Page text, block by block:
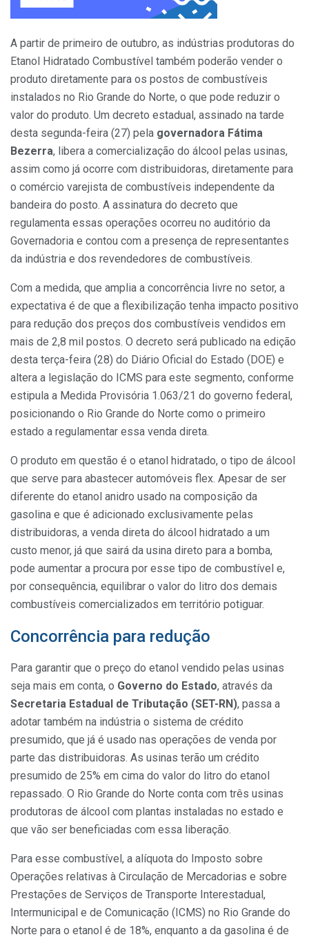
A partir de primeiro de outubro, as indústrias produtoras do
Etanol Hidratado Combustível também poderão vender o
produto diretamente para os postos de combustíveis
instalados no Rio Grande do Norte, o que pode reduzir o
valor do produto. Um decreto estadual, assinado na tarde
desta segunda-feira (27) pela governadora Fátima
Bezerra, libera a comercialização do álcool pelas usinas,
assim como já ocorre com distribuidoras, diretamente para
o comércio varejista de combustíveis independente da
bandeira do posto. A assinatura do decreto que
regulamenta essas operações ocorreu no auditório da
Governadoria e contou com a presença de representantes
da indústria e dos revendedores de combustíveis.
Com a medida, que amplia a concorrência livre no setor, a
expectativa é de que a flexibilização tenha impacto positivo
para redução dos preços dos combustíveis vendidos em
mais de 2,8 mil postos. O decreto será publicado na edição
desta terça-feira (28) do Diário Oficial do Estado (DOE) e
altera a legislação do ICMS para este segmento, conforme
estipula a Medida Provisória 1.063/21 do governo federal,
posicionando o Rio Grande do Norte como o primeiro
estado a regulamentar essa venda direta.
O produto em questão é o etanol hidratado, o tipo de álcool
que serve para abastecer automóveis flex. Apesar de ser
diferente do etanol anidro usado na composição da
gasolina e que é adicionado exclusivamente pelas
distribuidoras, a venda direta do álcool hidratado a um
custo menor, já que sairá da usina direto para a bomba,
pode aumentar a procura por esse tipo de combustível e,
por consequência, equilibrar o valor do litro dos demais
combustíveis comercializados em território potiguar.
Concorrência para redução
Para garantir que o preço do etanol vendido pelas usinas
seja mais em conta, o Governo do Estado, através da
Secretaria Estadual de Tributação (SET-RN), passa a
adotar também na indústria o sistema de crédito
presumido, que já é usado nas operações de venda por
parte das distribuidoras. As usinas terão um crédito
presumido de 25% em cima do valor do litro do etanol
repassado. O Rio Grande do Norte conta com três usinas
produtoras de álcool com plantas instaladas no estado e
que vão ser beneficiadas com essa liberação.
Para esse combustível, a alíquota do Imposto sobre
Operações relativas à Circulação de Mercadorias e sobre
Prestações de Serviços de Transporte Interestadual,
Intermunicipal e de Comunicação (ICMS) no Rio Grande do
Norte para o etanol é de 18%, enquanto a da gasolina é de